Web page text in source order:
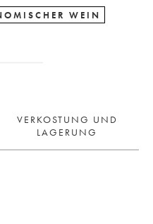
WEIN
VERKOSTUNG UND
LAGERUNG